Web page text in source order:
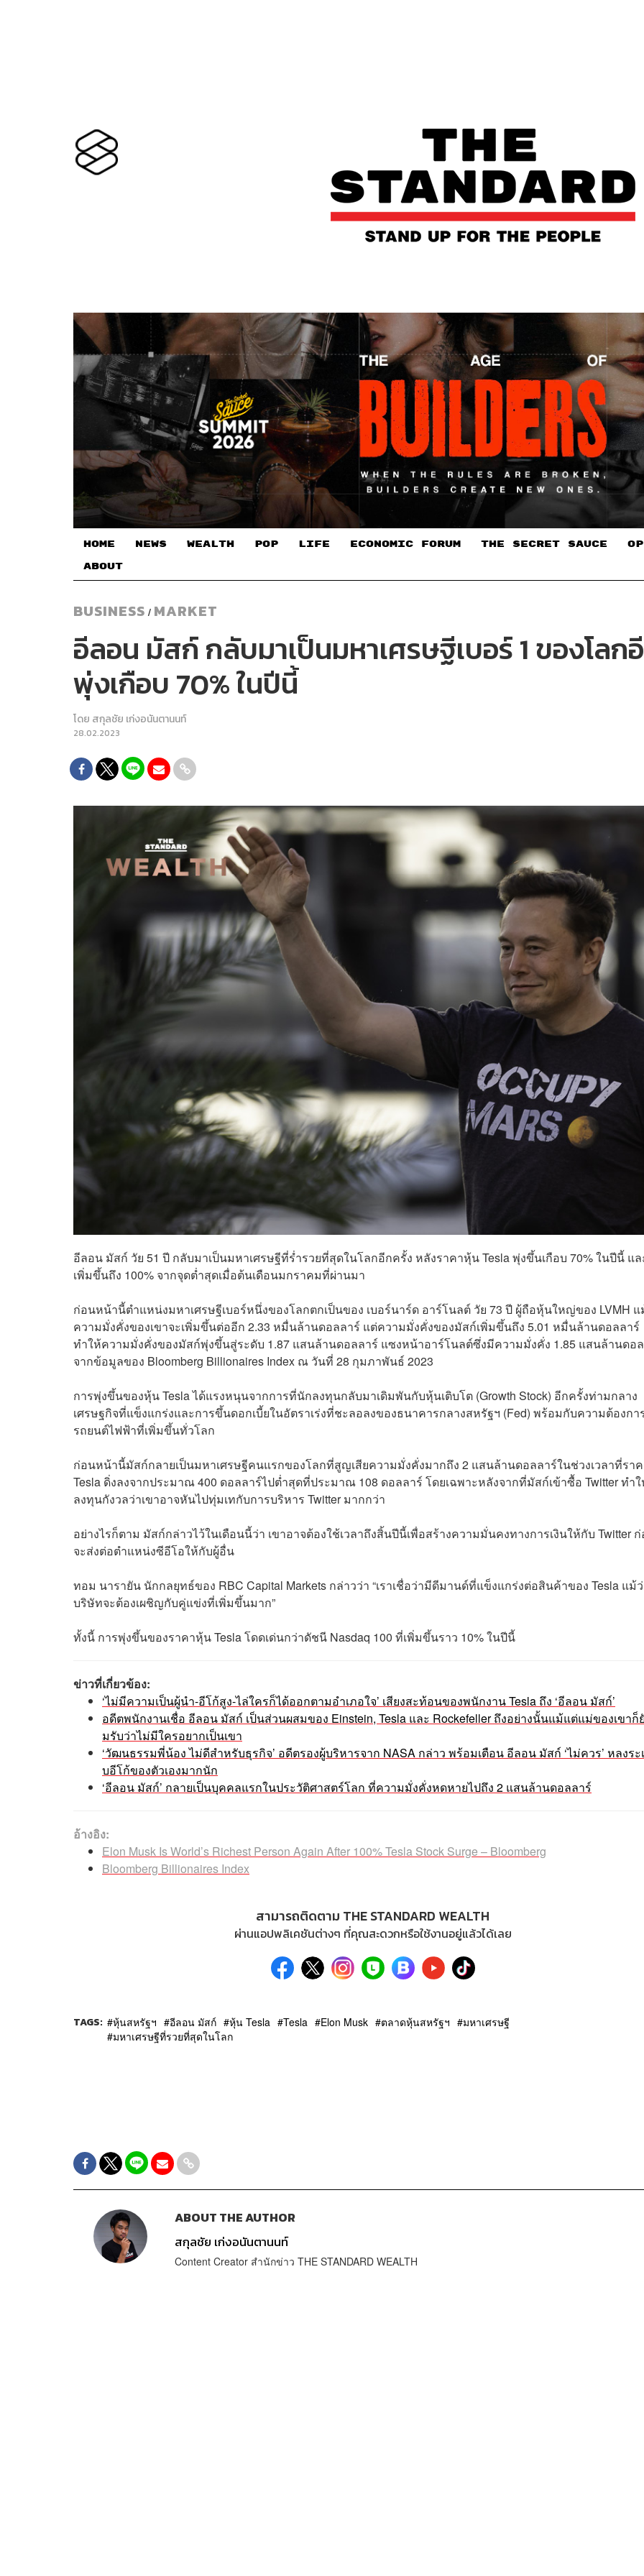
HOME NEWS WEALTH POP LIFE ECONOMIC FORUM THE SECRET SAUCE​
ABOUT
BUSINESS / MARKET
อีลอน มัสก์ กลับมาเป็นมหาเศรษฐีเบอร์ 1 ของโล
พุ่งเกือบ 70% ในปีนี้
โดย สกุลชัย เก่งอนันตานนท์
28.02.2023
อีลอน มัสก์ วัย 51 ปี กลับมาเป็นมหาเศรษฐีที่ร่ำรวยที่สุดในโลกอีกครั้ง หลังราคาหุ้น Tesla พุ่งขึ้นเกือบ 70% ในปีนี้ แ
เพิ่มขึ้นถึง 100% จากจุดต่ำสุดเมื่อต้นเดือนมกราคมที่ผ่านมา
ก่อนหน้านี้ตำแหน่งมหาเศรษฐีเบอร์หนึ่งของโลกตกเป็นของ เบอร์นาร์ด อาร์โนลต์ วัย 73 ปี ผู้ถือหุ้นใหญ่ของ LVMH แ
ความมั่งคั่งของเขาจะเพิ่มขึ้นต่ออีก 2.33 หมื่นล้านดอลลาร์ แต่ความมั่งคั่งของมัสก์เพิ่มขึ้นถึง 5.01 หมื่นล้านดอลลาร์
ทำให้ความมั่งคั่งของมัสก์พุ่งขึ้นสู่ระดับ 1.87 แสนล้านดอลลาร์ แซงหน้าอาร์โนลต์ซึ่งมีความมั่งคั่ง 1.85 แสนล้านดอ
จากข้อมูลของ Bloomberg Billionaires Index ณ วันที่ 28 กุมภาพันธ์ 2023
การพุ่งขึ้นของหุ้น Tesla ได้แรงหนุนจากการที่นักลงทุนกลับมาเดิมพันกับหุ้นเติบโต (Growth Stock) อีกครั้งท่ามกลาง
เศรษฐกิจที่แข็งแกร่งและการขึ้นดอกเบี้ยในอัตราเร่งที่ชะลอลงของธนาคารกลางสหรัฐฯ (Fed) พร้อมกับความต้องกา
รถยนต์ไฟฟ้าที่เพิ่มขึ้นทั่วโลก
ก่อนหน้านี้มัสก์กลายเป็นมหาเศรษฐีคนแรกของโลกที่สูญเสียความมั่งคั่งมากถึง 2 แสนล้านดอลลาร์ในช่วงเวลาที่รา
Tesla ดิ่งลงจากประมาณ 400 ดอลลาร์ไปต่ำสุดที่ประมาณ 108 ดอลลาร์ โดยเฉพาะหลังจากที่มัสก์เข้าซื้อ Twitter ทำ
ลงทุนกังวลว่าเขาอาจหันไปทุ่มเทกับการบริหาร Twitter มากกว่า
อย่างไรก็ตาม มัสก์กล่าวไว้ในเดือนนี้ว่า เขาอาจต้องใช้เวลาถึงสิ้นปีนี้เพื่อสร้างความมั่นคงทางการเงินให้กับ Twitter
จะส่งต่อตำแหน่งซีอีโอให้กับผู้อื่น
ทอม นารายัน นักกลยุทธ์ของ RBC Capital Markets กล่าวว่า “เราเชื่อว่ามีดีมานด์ที่แข็งแกร่งต่อสินค้าของ Tesla แม้
บริษัทจะต้องเผชิญกับคู่แข่งที่เพิ่มขึ้นมาก”
ทั้งนี้ การพุ่งขึ้นของราคาหุ้น Tesla โดดเด่นกว่าดัชนี Nasdaq 100 ที่เพิ่มขึ้นราว 10% ในปีนี้
ข่าวที่เกี่ยวข้อง:
‘ไม่มีความเป็นผู้นำ-อีโก้สูง-ไล่ใครก็ได้ออกตามอำเภอใจ’ เสียงสะท้อนของพนักงาน Tesla ถึง ‘อีลอน มัสก์’
อดีตพนักงานเชื่อ อีลอน มัสก์ เป็นส่วนผสมของ Einstein, Tesla และ Rockefeller ถึงอย่างนั้นแม้แต่แม่ของเขาก็
มรับว่าไม่มีใครอยากเป็นเขา
‘วัฒนธรรมพี่น้อง ไม่ดีสำหรับธุรกิจ’ อดีตรองผู้บริหารจาก NASA กล่าว พร้อมเตือน อีลอน มัสก์ ‘ไม่ควร’ หลงระ
บอีโก้ของตัวเองมากนัก
‘อีลอน มัสก์’ กลายเป็นบุคคลแรกในประวัติศาสตร์โลก ที่ความมั่งคั่งหดหายไปถึง 2 แสนล้านดอลลาร์
อ้างอิง:
Elon Musk Is World’s Richest Person Again After 100% Tesla Stock Surge – Bloomberg
Bloomberg Billionaires Index
สามารถติดตาม THE STANDARD WEALTH
ผ่านแอปพลิเคชันต่างๆ ที่คุณสะดวกหรือใช้งานอยู่แล้วได้เลย
TAGS: หุ้นสหรัฐฯ อีลอน มัสก์ หุ้น Tesla Tesla Elon Musk ตลาดหุ้นสหรัฐฯ
มหาเศรษฐี
มหาเศรษฐีที่รวยที่สุดในโลก
ABOUT THE AUTHOR
สกุลชัย เก่งอนันตานนท์
Content Creator สำนักข่าว THE STANDARD WEALTH